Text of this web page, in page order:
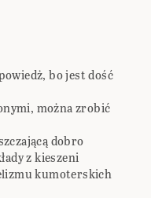
bo jest dość
można zrobić
dobro
z kieszeni
kumoterskich